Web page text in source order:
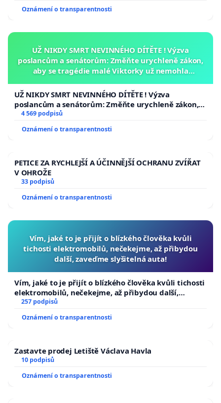
Oznámení o transparentnosti
UŽ NIKDY SMRT NEVINNÉHO DÍTĚTE ! Výzva
poslancům a senátorům: Změňte urychleně zákon,
aby se tragédie malé Viktorky už nemohla
UŽ NIKDY SMRT NEVINNÉHO DÍTĚTE ! Výzva
poslancům a senátorům: Změňte urychleně zákon,
aby se tragédie malé Viktorky už nemohla opakovat!
4 569 podpisů
Oznámení o transparentnosti
PETICE ZA RYCHLEJŠÍ A ÚČINNĚJŠÍ OCHRANU ZVÍŘAT
V OHROŽE
33 podpisů
Oznámení o transparentnosti
Vím, jaké to je přijít o blízkého člověka kvůli
tichosti elektromobilů, nečekejme, až přibydou
další, zaveďme slyšitelná auta!
Vím, jaké to je přijít o blízkého člověka kvůli tichosti
elektromobilů, nečekejme, až přibydou další,
zaveďme slyšitelná auta!
257 podpisů
Oznámení o transparentnosti
Zastavte prodej Letiště Václava Havla
10 podpisů
Oznámení o transparentnosti